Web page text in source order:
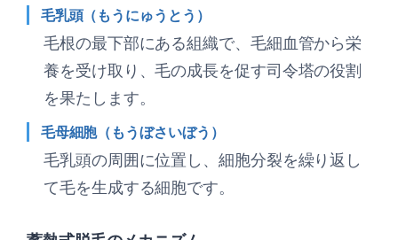
毛乳頭（もうにゅうとう）
毛根の最下部にある組織で、毛細血管から栄
養を受け取り、毛の成長を促す司令塔の役割
を果たします。
毛母細胞（もうぼさいぼう）
毛乳頭の周囲に位置し、細胞分裂を繰り返し
て毛を生成する細胞です。